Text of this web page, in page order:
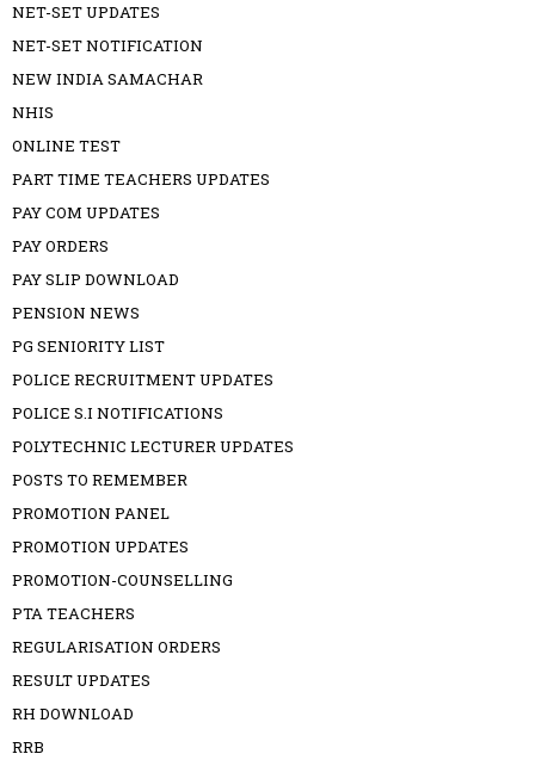
NET-SET UPDATES
NET-SET NOTIFICATION
NEW INDIA SAMACHAR
NHIS
ONLINE TEST
PART TIME TEACHERS UPDATES
PAY COM UPDATES
PAY ORDERS
PAY SLIP DOWNLOAD
PENSION NEWS
PG SENIORITY LIST
POLICE RECRUITMENT UPDATES
POLICE S.I NOTIFICATIONS
POLYTECHNIC LECTURER UPDATES
POSTS TO REMEMBER
PROMOTION PANEL
PROMOTION UPDATES
PROMOTION-COUNSELLING
PTA TEACHERS
REGULARISATION ORDERS
RESULT UPDATES
RH DOWNLOAD
RRB